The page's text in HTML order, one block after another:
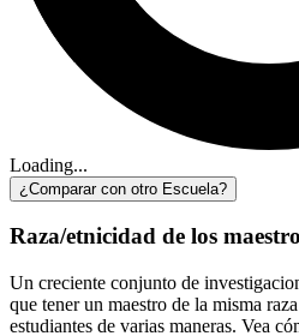
Loading...
¿Comparar con otro Escuela?
Raza/etnicidad de los
Un creciente conjunto de
que tener un maestro de la misma
estudiantes de varias maneras. Vea